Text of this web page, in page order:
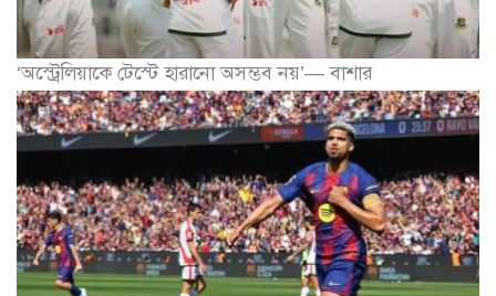
‘অস্ট্রেলিয়াকে টেস্টে হারানো অসম্ভব নয়’— বাশার